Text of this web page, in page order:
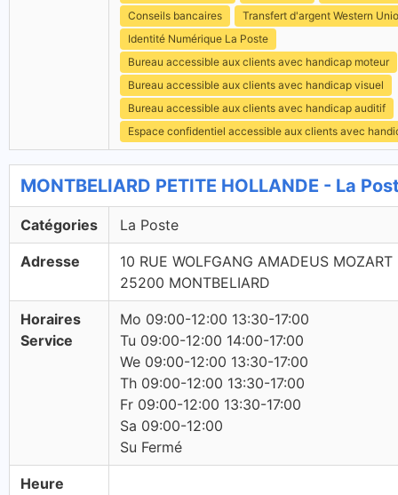
Conseils bancaires
Transfert d'argent Western
Identité Numérique La Poste
Bureau accessible aux clients avec handicap moteur
Bureau accessible aux clients avec handicap visuel
Bureau accessible aux clients avec handicap auditif
Espace confidentiel accessible aux clients avec
MONTBELIARD PETITE HOLLANDE - La
Catégories La Poste
Adresse
10 RUE WOLFGANG AMADEUS MOZART
25200 MONTBELIARD
Horaires
Service
Mo 09:00-12:00 13:30-17:00
Tu 09:00-12:00 14:00-17:00
We 09:00-12:00 13:30-17:00
Th 09:00-12:00 13:30-17:00
Fr 09:00-12:00 13:30-17:00
Sa 09:00-12:00
Su Fermé
Heure